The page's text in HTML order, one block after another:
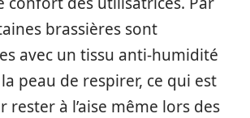
brassières sont
avec un tissu anti-humidité
peau de respirer, ce qui est
rester à l’aise même lors des